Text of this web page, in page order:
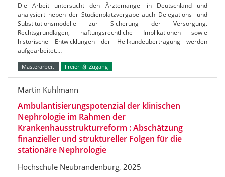
Die Arbeit untersucht den Ärztemangel in Deutschland und
analysiert neben der Studienplatzvergabe auch Delegations- und
Substitutionsmodelle zur Sicherung der Versorgung.
Rechtsgrundlagen, haftungsrechtliche Implikationen sowie
historische Entwicklungen der Heilkundeübertragung werden
aufgearbeitet.…
Masterarbeit Freier Zugang
Martin Kuhlmann
Ambulantisierungspotenzial der klinischen
Nephrologie im Rahmen der
Krankenhausstrukturreform : Abschätzung
finanzieller und struktureller Folgen für die
stationäre Nephrologie
Hochschule Neubrandenburg, 2025